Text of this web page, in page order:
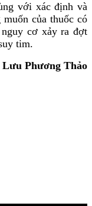
với xác định và
của thuốc có
cơ xảy ra đợt
tim.
Lưu Phương Thảo